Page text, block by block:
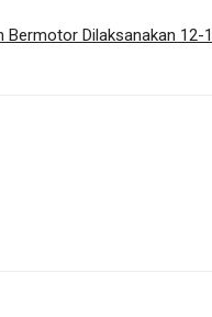
Bermotor Dilaksanakan 12-